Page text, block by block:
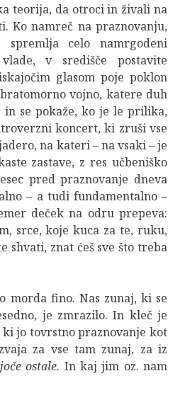
teorija, da otroci in živali na
Ko namreč na praznovanju,
celo namrgodeni
v središče postavite
glasom poje poklon
vojno, katere duh
in se pokaže, ko je le prilika,
koncert, ki zruši vse
na kateri – na vsaki – je
zastave, z res učbeniško
pred praznovanje dneva
– a tudi fundamentalno –
deček na odru prepeva:
srce, koje kuca za te, ruku,
shvati, znat ćeš sve što treba
morda fino. Nas zunaj, ki se
je zmrazilo. In kleč je
jo tovrstno praznovanje kot
za vse tam zunaj, za iz
ostale. In kaj jim oz. nam